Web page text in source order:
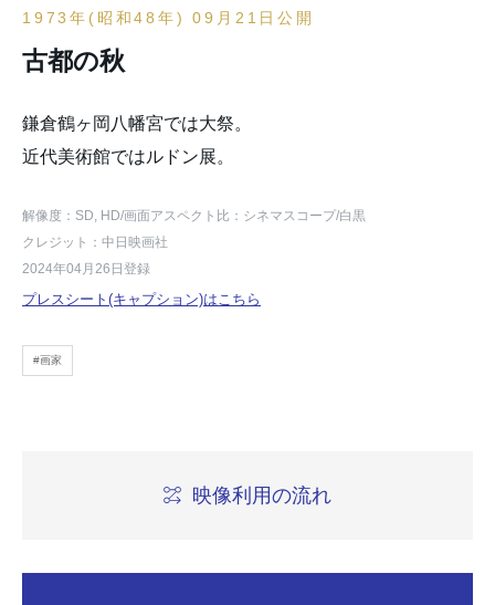
1973年(昭和48年) 09月21日公開
古都の秋
鎌倉鶴ヶ岡八幡宮では大祭。
近代美術館ではルドン展。
解像度：SD, HD/画面アスペクト比：シネマスコープ/白黒
クレジット：中日映画社
2024年04月26日登録
プレスシート(キャプション)はこちら
#画家
映像利用の流れ